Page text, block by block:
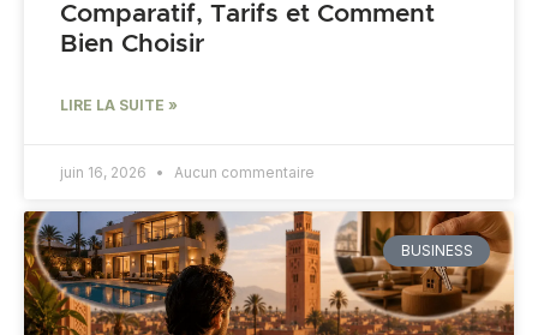
Comparatif, Tarifs et Comment
Bien Choisir
LIRE LA SUITE »
juin 16, 2026 Aucun commentaire
BUSINESS